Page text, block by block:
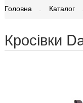
Головна Каталог
Кросівки